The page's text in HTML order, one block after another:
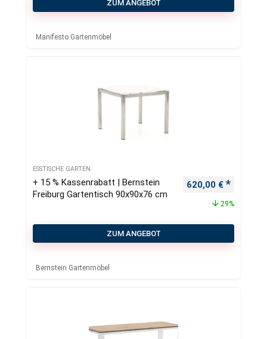
ZUM ANGEBOT
Manifesto Gartenmöbel
ESSTISCHE GARTEN
+ 15 % Kassenrabatt | Bernstein
Freiburg Gartentisch 90x90x76 cm
Ursprünglicher
620,00 €
29%
ZUM ANGEBOT
Bernstein Gartenmöbel